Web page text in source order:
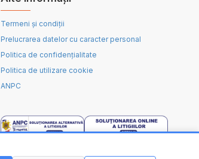
Termeni și condiții
Prelucrarea datelor cu caracter personal
Politica de confidențialitate
Politica de utilizare cookie
ANPC